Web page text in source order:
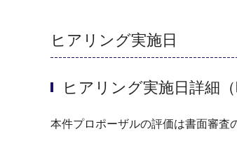
ヒアリング実施日
ヒアリング実施日詳細（
本件プロポーザルの評価は書面審査